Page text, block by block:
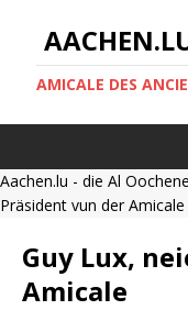
AMICALE DES
Aachen.lu - die Al
Präsident vun der Amicale
Guy Lux,
Amicale